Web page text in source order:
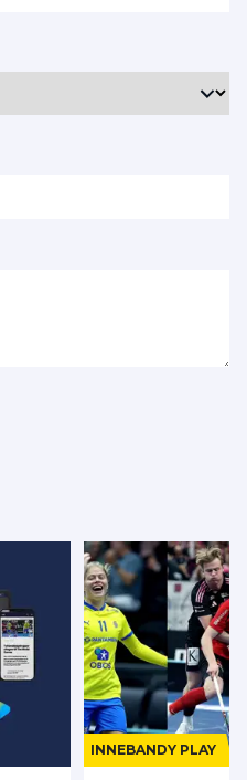
INNEBANDY PLAY